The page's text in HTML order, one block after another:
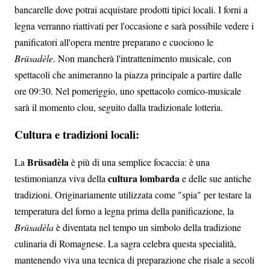
bancarelle dove potrai acquistare prodotti tipici locali. I forni a
legna verranno riattivati per l'occasione e sarà possibile vedere i
panificatori all'opera mentre preparano e cuociono le
Brüsadèle. Non mancherà l'intrattenimento musicale, con
spettacoli che animeranno la piazza principale a partire dalle
ore 09:30. Nel pomeriggio, uno spettacolo comico-musicale
sarà il momento clou, seguito dalla tradizionale lotteria.
Cultura e tradizioni locali:
La Brüsadèlaè più di una semplice focaccia: è una
testimonianza viva della cultura lombardae delle sue antiche
tradizioni. Originariamente utilizzata come "spia" per testare la
temperatura del forno a legna prima della panificazione, la
Brüsadèlaè diventata nel tempo un simbolo della tradizione
culinaria di Romagnese. La sagra celebra questa specialità,
mantenendo viva una tecnica di preparazione che risale a secoli